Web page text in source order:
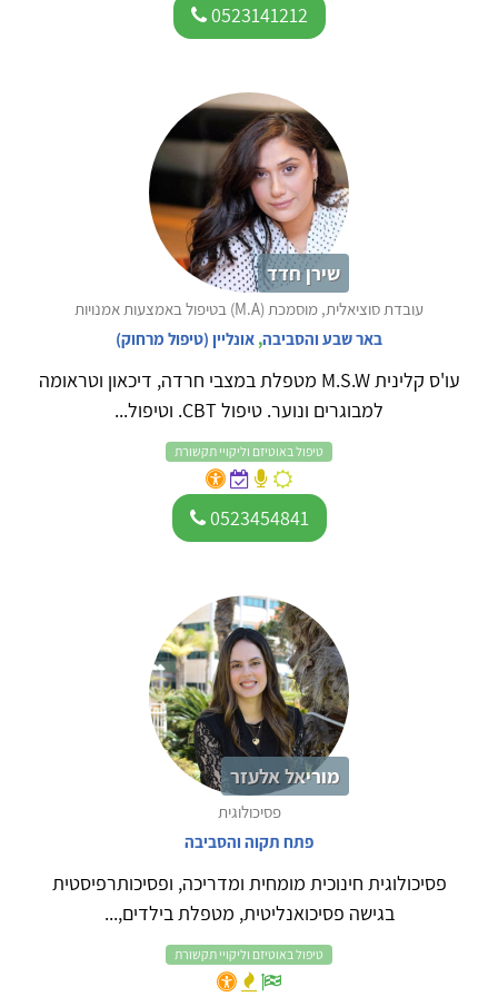
0523141212
שירן חדד
עובדת סוציאלית, מוסמכת (M.A) בטיפול באמצעות אמנויות
באר שבע והסביבה, אונליין (טיפול מרחוק)
עו'ס קלינית M.S.W מטפלת במצבי חרדה, דיכאון וטראומה
למבוגרים ונוער. טיפול CBT. וטיפול...
טיפול באוטיזם וליקויי תקשורת
0523454841
מוריאל אלעזר
פסיכולוגית
פתח תקוה והסביבה
פסיכולוגית חינוכית מומחית ומדריכה, ופסיכותרפיסטית
בגישה פסיכואנליטית, מטפלת בילדים,...
טיפול באוטיזם וליקויי תקשורת